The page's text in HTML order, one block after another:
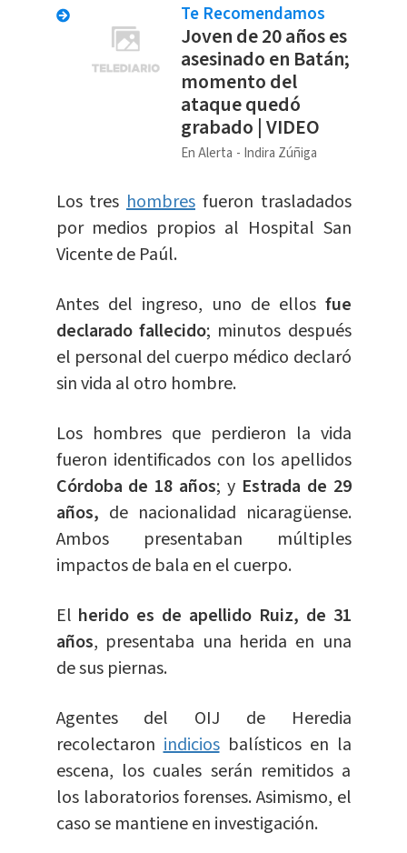
Te Recomendamos
Joven de 20 años es
asesinado en Batán;
momento del
ataque quedó
grabado | VIDEO
En Alerta Indira Zúñiga
Los tres hombres fueron trasladados
por medios propios al Hospital San
Vicente de Paúl.
Antes del ingreso, uno de ellos fue
declarado fallecido; minutos después
el personal del cuerpo médico declaró
sin vida al otro hombre.
Los hombres que perdieron la vida
fueron identificados con los apellidos
Córdoba de 18 años; yEstrada de 29
años, de nacionalidad nicaragüense.
Ambos presentaban múltiples
impactos de bala en el cuerpo.
El herido es de apellido Ruiz, de 31
años, presentaba una herida en una
de sus piernas.
Agentes del OIJ de Heredia
recolectaron indicios balísticos en la
escena, los cuales serán remitidos a
los laboratorios forenses. Asimismo, el
caso se mantiene en investigación.